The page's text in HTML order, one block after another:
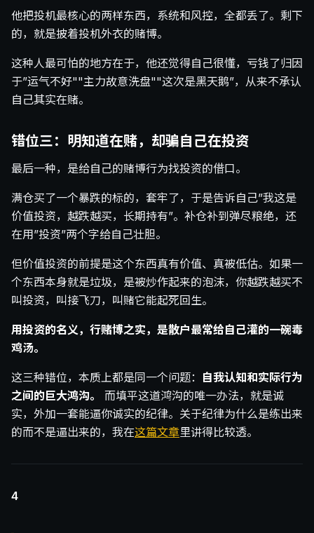
他把投机最核心的两样东西，系统和风控，全都丢了。剩下
的，就是披着投机外衣的赌博。
这种人最可怕的地方在于，他还觉得自己很懂，亏钱了归因
于”运气不好""主力故意洗盘""这次是黑天鹅”，从来不承认
自己其实在赌。
错位三：明知道在赌，却骗自己在投资
最后一种，是给自己的赌博行为找投资的借口。
满仓买了一个暴跌的标的，套牢了，于是告诉自己”我这是
价值投资，越跌越买，长期持有”。补仓补到弹尽粮绝，还
在用”投资”两个字给自己壮胆。
但价值投资的前提是这个东西真有价值、真被低估。如果一
个东西本身就是垃圾，是被炒作起来的泡沫，你越跌越买不
叫投资，叫接飞刀，叫赌它能起死回生。
用投资的名义，行赌博之实，是散户最常给自己灌的一碗毒
鸡汤。
这三种错位，本质上都是同一个问题： 自我认知和实际行为
之间的巨大鸿沟。
而填平这道鸿沟的唯一办法，就是诚
实，外加一套能逼你诚实的纪律。关于纪律为什么是练出来
的而不是逼出来的，我在这篇文章里讲得比较透。
4